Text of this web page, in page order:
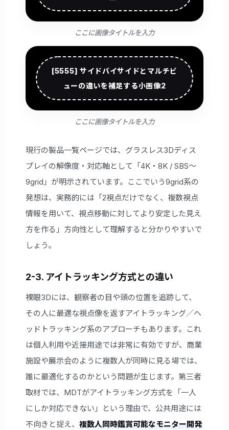
ここに画像タイトルを入力
[5555] サイドバイサイドとマルチビ
ューの違いを補足する小画像2
ここに画像タイトルを入力
現行の製品一覧ページでは、グラスレス3Dディス
プレイの解像度・対応軸として「4K・8K / SBS〜
9grid」が明示されています。ここでいう9grid系の
発想は、実務的には「2視点だけでなく、複数視点
情報を用いて、視点移動に対してより安定した見え
方を作る」方向性として理解すると分かりやすいで
しょう。
2-3. アイトラッキング方式との違い
裸眼3Dには、観察者の目や頭の位置を追跡して、
その人に最適な視点像を返すアイトラッキング／ヘ
ッドトラッキング系のアプローチもあります。これ
は個人利用や近接用途では非常に有効ですが、商業
施設や展示会のように複数人が同時に見る場では、
誰に最適化するのかという問題が生じます。第三者
取材では、MDTがアイトラッキング方式を「一人
にしか対応できない」という理由で、公共用途には
不向きと捉え、 複数人同時鑑賞可能なモニター開発